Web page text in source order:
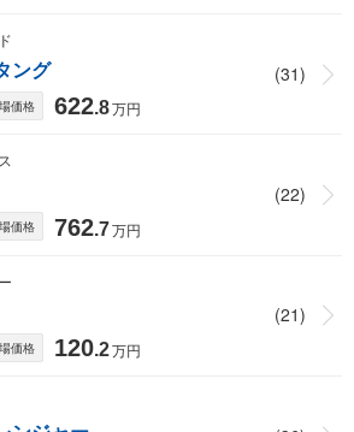
ング (31)
価格 622.8万円
(22)
価格 762.7万円
(21)
価格 120.2万円